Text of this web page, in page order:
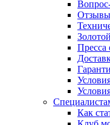
Пресса
Как